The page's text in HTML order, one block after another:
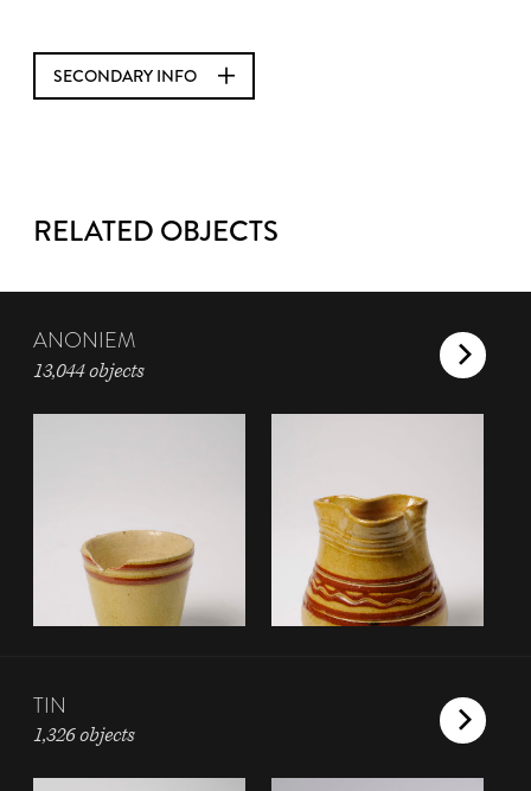
SECONDARY INFO
RELATED OBJECTS
ANONIEM
13,044 objects
TIN
1,326 objects